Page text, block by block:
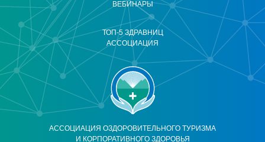
АССОЦИАЦИЯ ОЗДОРОВИТЕЛЬНОГО ТУРИЗМА
И КОРПОРАТИВНОГО ЗДОРОВЬЯ
ВЕБИНАРЫ
ТОП-5 ЗДРАВНИЦ
АССОЦИАЦИЯ